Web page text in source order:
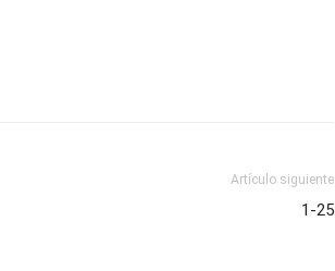
Artículo siguiente
1-25